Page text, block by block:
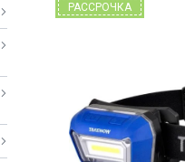
РАССРОЧКА